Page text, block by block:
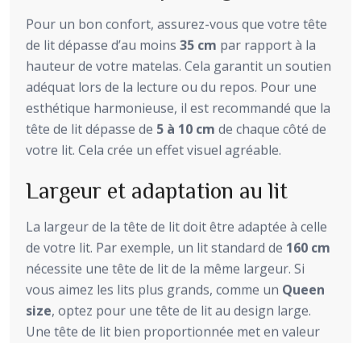
Pour un bon confort, assurez-vous que votre tête
de lit dépasse d’au moins 35 cm par rapport à la
hauteur de votre matelas. Cela garantit un soutien
adéquat lors de la lecture ou du repos. Pour une
esthétique harmonieuse, il est recommandé que la
tête de lit dépasse de 5 à 10 cm de chaque côté de
votre lit. Cela crée un effet visuel agréable.
Largeur et adaptation au lit
La largeur de la tête de lit doit être adaptée à celle
de votre lit. Par exemple, un lit standard de 160 cm
nécessite une tête de lit de la même largeur. Si
vous aimez les lits plus grands, comme un Queen
size, optez pour une tête de lit au design large.
Une tête de lit bien proportionnée met en valeur